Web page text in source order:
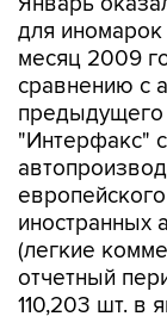
для
месяц 2009
сравнению с
предыдущего
"Интерфакс"
иностранных
(легкие
отчетный
110,203 шт. в